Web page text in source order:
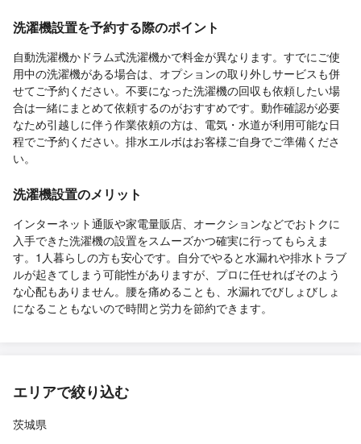
洗濯機設置を予約する際のポイント
自動洗濯機かドラム式洗濯機かで料金が異なります。すでにご使
用中の洗濯機がある場合は、オプションの取り外しサービスも併
せてご予約ください。不要になった洗濯機の回収も依頼したい場
合は一緒にまとめて依頼するのがおすすめです。動作確認が必要
なため引越しに伴う作業依頼の方は、電気・水道が利用可能な日
程でご予約ください。排水エルボはお客様ご自身でご準備くださ
い。
洗濯機設置のメリット
インターネット通販や家電量販店、オークションなどでおトクに
入手できた洗濯機の設置をスムーズかつ確実に行ってもらえま
す。1人暮らしの方も安心です。自分でやると水漏れや排水トラブ
ルが起きてしまう可能性がありますが、プロに任せればそのよう
な心配もありません。腰を痛めることも、水漏れでびしょびしょ
になることもないので時間と労力を節約できます。
エリアで絞り込む
茨城県